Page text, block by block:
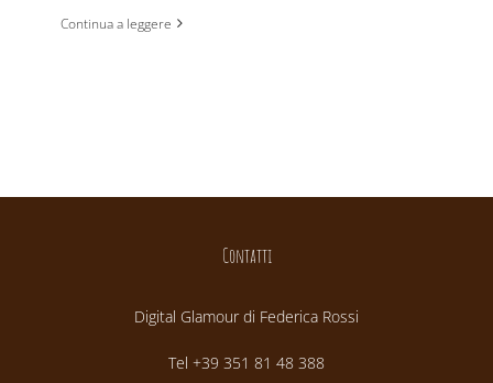
Continua a leggere
Contatti
Digital Glamour di Federica Rossi
Tel +39 351 81 48 388